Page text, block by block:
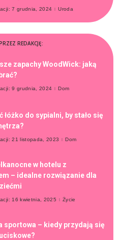
7 grudnia, 2024 Uroda
REDAKCJĘ:
zapachy WoodWick: jaką
9 grudnia, 2024 Dom
łóżko do sypialni, by stało się
21 listopada, 2023 Dom
w hotelu z
– idealne rozwiązanie dla
16 kwietnia, 2025 Życie
sportowa – kiedy przydają się